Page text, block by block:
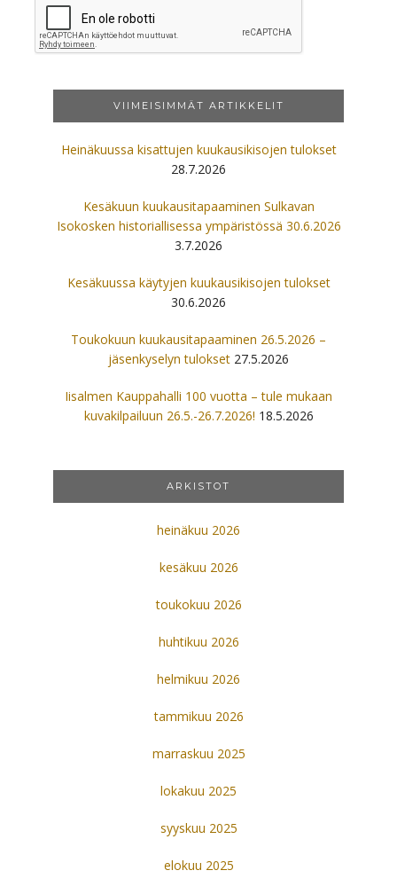
VIIMEISIMMÄT ARTIKKELIT
Heinäkuussa kisattujen kuukausikisojen tulokset
28.7.2026
Kesäkuun kuukausitapaaminen Sulkavan
Isokosken historiallisessa ympäristössä 30.6.2026
3.7.2026
Kesäkuussa käytyjen kuukausikisojen tulokset
30.6.2026
Toukokuun kuukausitapaaminen 26.5.2026 –
jäsenkyselyn tulokset 27.5.2026
Iisalmen Kauppahalli 100 vuotta – tule mukaan
kuvakilpailuun 26.5.-26.7.2026! 18.5.2026
ARKISTOT
heinäkuu 2026
kesäkuu 2026
toukokuu 2026
huhtikuu 2026
helmikuu 2026
tammikuu 2026
marraskuu 2025
lokakuu 2025
syyskuu 2025
elokuu 2025